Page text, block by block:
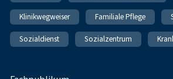
Klinikwegweiser Familiale Pflege
Sozialdienst Sozialzentrum